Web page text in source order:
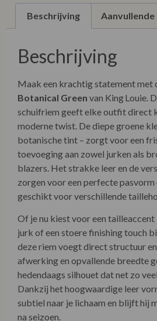
Beschrijving
Beschrijving
Maak een krachtig statement met
Botanical Green van King Louie.
schuifriem geeft elke outfit direct
moderne twist. De diepe groene
botanische tint – zorgt voor een
toevoeging aan zowel jurken als
blazers. Het strakke leer en de
zorgen voor een perfecte pasvorm
geschikt voor verschillende
Of je nu kiest voor een
jurk of een stoere finishing touch
deze riem voegt direct structuur
afwerking en opvallende breedte
hedendaags silhouet dat net zo
Dankzij het hoogwaardige leer
subtiel naar je lichaam en blijft hij
na seizoen.